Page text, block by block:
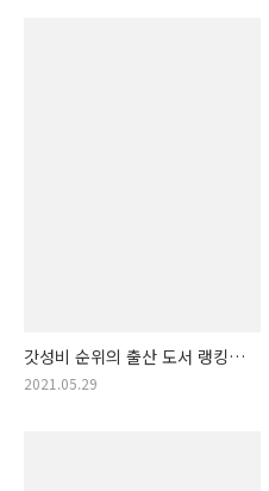
갓성비 순위의 출산 도서 랭킹.
출산도서 모음집!! (출산정보,
2021.05.29